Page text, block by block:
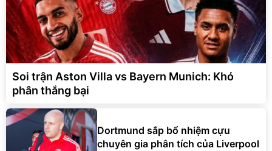
Soi trận Aston Villa vs Bayern Munich: Khó
phân thắng bại
Dortmund sắp bổ nhiệm cựu
chuyên gia phân tích của Liverpool